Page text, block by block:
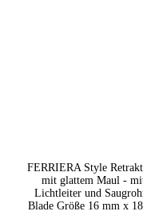
FERRIERA Style
mit glattem Maul -
Lichtleiter und
Blade Größe 16 mm x